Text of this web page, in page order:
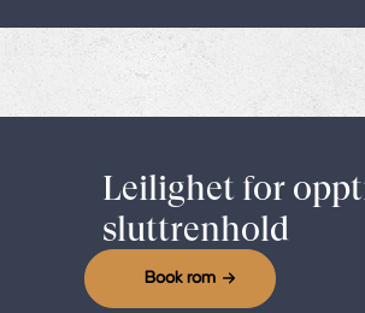
Leilighet for
sluttrenhold
Book rom